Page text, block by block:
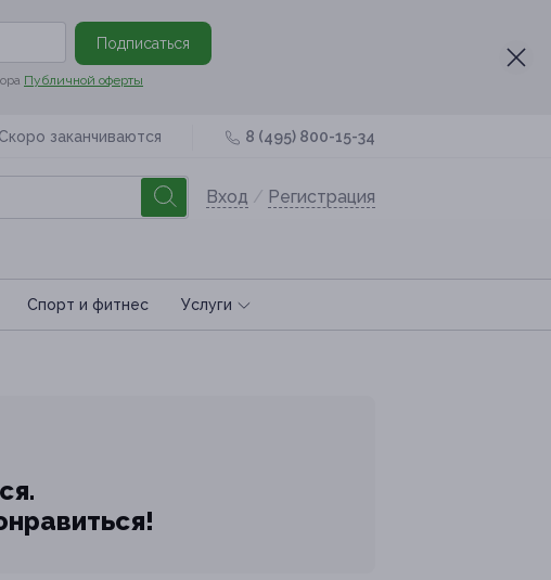
Подписаться
Публичной оферты
Скоро заканчиваются 8 (495) 800-15-34
Вход / Регистрация
Спoрт и фитнес Услуги